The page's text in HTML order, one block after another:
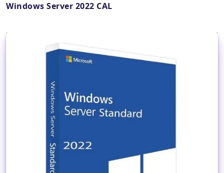
Windows Server 2022 CAL